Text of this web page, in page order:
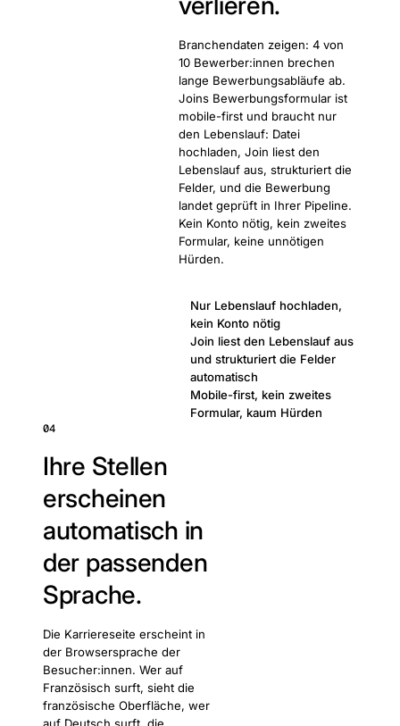
Branchendaten zeigen: 4 von
10 Bewerber:innen brechen
lange Bewerbungsabläufe ab.
Joins Bewerbungsformular ist
mobile-first und braucht nur
den Lebenslauf: Datei
hochladen, Join liest den
Lebenslauf aus, strukturiert die
Felder, und die Bewerbung
landet geprüft in Ihrer Pipeline.
Kein Konto nötig, kein zweites
Formular, keine unnötigen
Hürden.
Nur Lebenslauf hochladen,
kein Konto nötig
Join liest den Lebenslauf aus
und strukturiert die Felder
automatisch
Mobile-first, kein zweites
Formular, kaum Hürden
04
Ihre Stellen
erscheinen
automatisch in
der passenden
Sprache.
Die Karriereseite erscheint in
der Browsersprache der
Besucher:innen. Wer auf
Französisch surft, sieht die
französische Oberfläche, wer